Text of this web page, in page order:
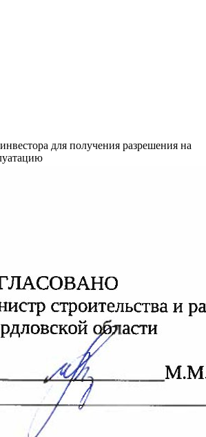
для получения разрешения на